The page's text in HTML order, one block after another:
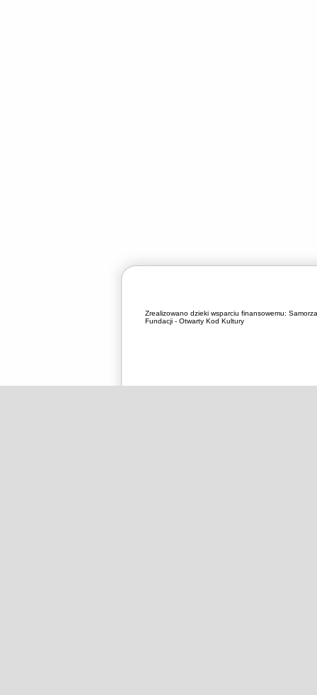
Zrealizowano dzieki wsparciu finansowemu:
Fundacji - Otwarty Kod Kultury